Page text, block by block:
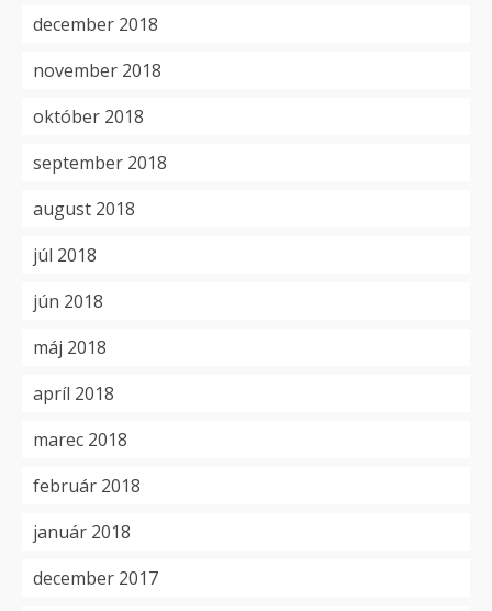
december 2018
november 2018
október 2018
september 2018
august 2018
júl 2018
jún 2018
máj 2018
apríl 2018
marec 2018
február 2018
január 2018
december 2017